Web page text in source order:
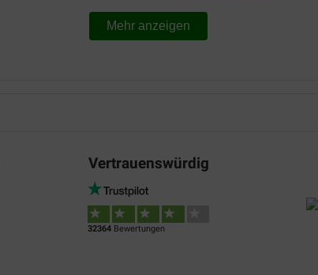
Linda Leuckx
12-09-2022
Mehr anzeigen
Vertrauenswürdig
32364Bewertungen